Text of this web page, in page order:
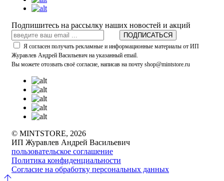
Подпишитесь на рассылку наших новостей и акций
ПОДПИСАТЬСЯ
Я согласен получать рекламные и информационные материалы от ИП
Журавлев Андрей Васильевич на указанный email.
Вы можете отозвать своё согласие, написав на почту shop@mintstore.ru
© MINTSTORE, 2026
ИП Журавлев Андрей Васильевич
пользовательское соглашение
Политика конфиденциальности
Согласие на обработку персональных данных